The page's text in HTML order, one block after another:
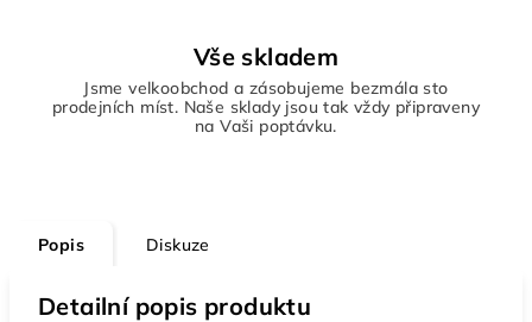
Vše skladem
Jsme velkoobchod a zásobujeme bezmála sto
prodejních míst. Naše sklady jsou tak vždy připraveny
na Vaši poptávku.
Popis Diskuze
Detailní popis produktu